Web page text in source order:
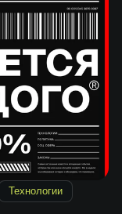
Технологии